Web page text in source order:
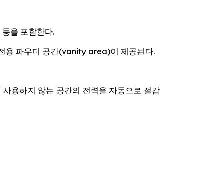
을 포함한다.
용 파우더 공간(vanity area)이 제공된다.
용하지 않는 공간의 전력을 자동으로 절감